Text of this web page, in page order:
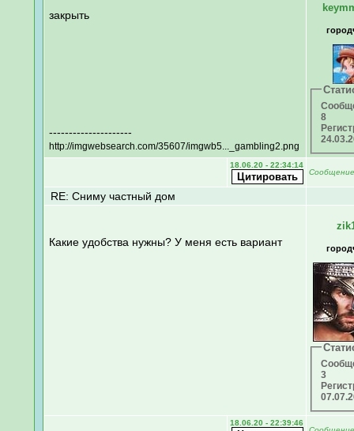
закрыть
---------------------
http://imgwebsearch.com/35607/imgwb5..._gambling2.png
8
18.06.20 - 22:34:14
RE: Сниму частный дом
Какие удобства нужны? У меня есть вариант
3
18.06.20 - 22:39:46